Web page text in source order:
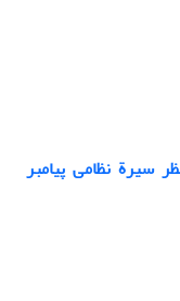
سیرة نظامی پیامبر